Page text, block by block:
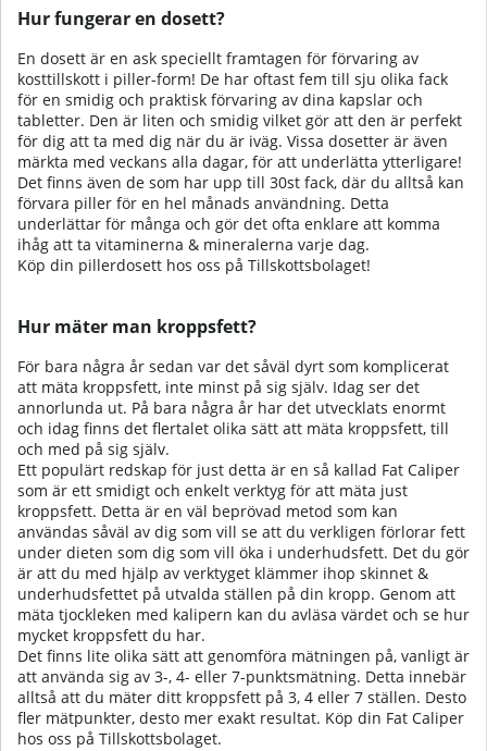
Hur fungerar en dosett?
En dosett är en ask speciellt framtagen för förvaring av
kosttillskott i piller-form! De har oftast fem till sju olika fack
för en smidig och praktisk förvaring av dina kapslar och
tabletter. Den är liten och smidig vilket gör att den är perfekt
för dig att ta med dig när du är iväg. Vissa dosetter är även
märkta med veckans alla dagar, för att underlätta ytterligare!
Det finns även de som har upp till 30st fack, där du alltså kan
förvara piller för en hel månads användning. Detta
underlättar för många och gör det ofta enklare att komma
ihåg att ta vitaminerna & mineralerna varje dag.
Köp din pillerdosett hos oss på Tillskottsbolaget!
Hur mäter man kroppsfett?
För bara några år sedan var det såväl dyrt som komplicerat
att mäta kroppsfett, inte minst på sig själv. Idag ser det
annorlunda ut. På bara några år har det utvecklats enormt
och idag finns det flertalet olika sätt att mäta kroppsfett, till
och med på sig själv.
Ett populärt redskap för just detta är en så kallad Fat Caliper
som är ett smidigt och enkelt verktyg för att mäta just
kroppsfett. Detta är en väl beprövad metod som kan
användas såväl av dig som vill se att du verkligen förlorar fett
under dieten som dig som vill öka i underhudsfett. Det du gör
är att du med hjälp av verktyget klämmer ihop skinnet &
underhudsfettet på utvalda ställen på din kropp. Genom att
mäta tjockleken med kalipern kan du avläsa värdet och se hur
mycket kroppsfett du har.
Det finns lite olika sätt att genomföra mätningen på, vanligt är
att använda sig av 3-, 4- eller 7-punktsmätning. Detta innebär
alltså att du mäter ditt kroppsfett på 3, 4 eller 7 ställen. Desto
fler mätpunkter, desto mer exakt resultat. Köp din Fat Caliper
hos oss på Tillskottsbolaget.